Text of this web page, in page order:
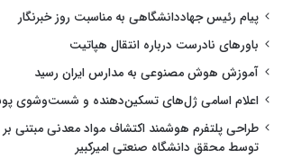
پیام رئیس جهاددانشگاهی به مناسبت روز خبرنگار
باورهای نادرست درباره انتقال هپاتیت
آموزش هوش مصنوعی به مدارس ایران رسید
اعلام اسامی ژل‌های تسکین‌دهنده و شست‌وشوی
طراحی پلتفرم هوشمند اکتشاف مواد معدنی
توسط محقق دانشگاه صنعتی امیرکبیر